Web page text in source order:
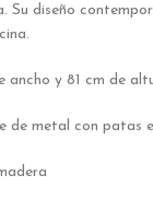
Su diseño
ancho y 81 cm de
de metal con patas